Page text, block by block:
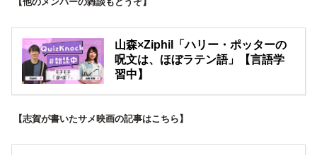
山森×Ziphil「ハリー・ポッターの
呪文は、ほぼラテン語」【言語学
習中】
【志賀が書いたサメ映画の記事はこちら】